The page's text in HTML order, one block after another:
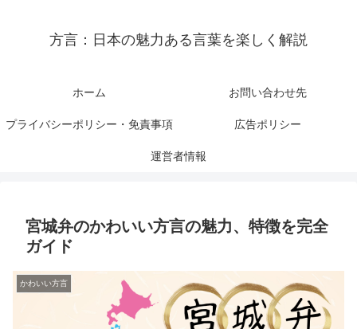
方言：日本の魅力ある言葉を楽しく解説
ホーム お問い合わせ先
プライバシーポリシー・免責事項 広告ポリシー
運営者情報
宮城弁のかわいい方言の魅力、特徴を完全
ガイド
かわいい方言